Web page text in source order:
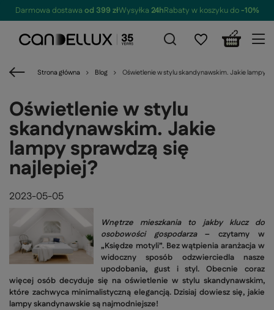
Darmowa dostawa od 399 złWysyłka 24hRabaty w koszyku do-10%
Strona główna Blog Oświetlenie w stylu skandynawskim. Jakie lampy
Oświetlenie w stylu
skandynawskim. Jakie
lampy sprawdzą się
najlepiej?
2023-05-05
Wnętrze mieszkania to jakby klucz do
osobowości gospodarza– czytamy w
„Księdze motyli”. Bez wątpienia aranżacja w
widoczny sposób odzwierciedla nasze
upodobania, gust i styl. Obecnie coraz
więcej osób decyduje się na oświetlenie w stylu skandynawskim,
które zachwyca minimalistyczną elegancją. Dzisiaj dowiesz się, jakie
lampy skandynawskie są najmodniejsze!